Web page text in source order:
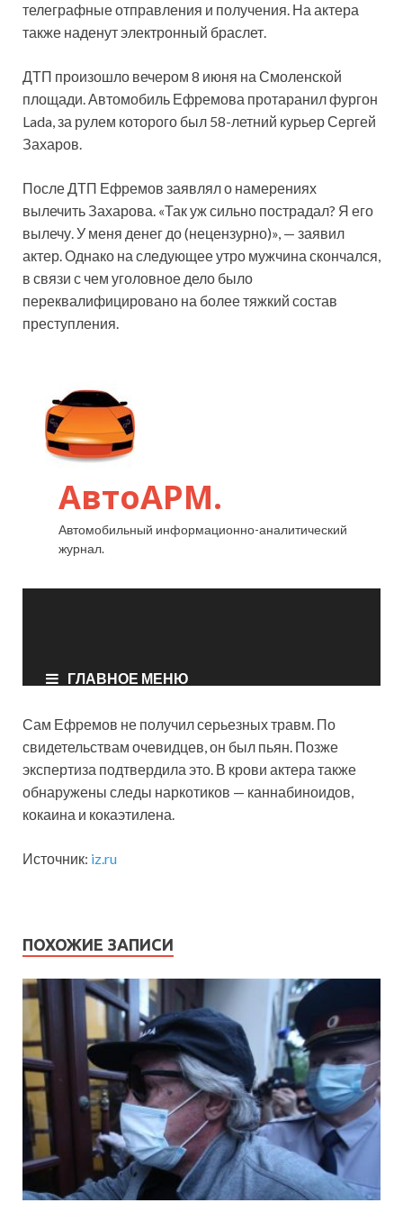
телеграфные отправления и получения. На актера
также наденут электронный браслет.
ДТП произошло вечером 8 июня на Смоленской
площади. Автомобиль Ефремова протаранил фургон
Lada, за рулем которого был 58-летний курьер Сергей
Захаров.
После ДТП Ефремов заявлял о намерениях
вылечить Захарова. «Так уж сильно пострадал? Я его
вылечу. У меня денег до (нецензурно)», — заявил
актер. Однако на следующее утро мужчина скончался,
в связи с чем уголовное дело было
переквалифицировано на более тяжкий состав
преступления.
Сам Ефремов не получил серьезных травм. По
свидетельствам очевидцев, он был пьян. Позже
экспертиза подтвердила это. В крови актера также
обнаружены следы наркотиков — каннабиноидов,
кокаина и кокаэтилена.
Источник: iz.ru
ПОХОЖИЕ ЗАПИСИ